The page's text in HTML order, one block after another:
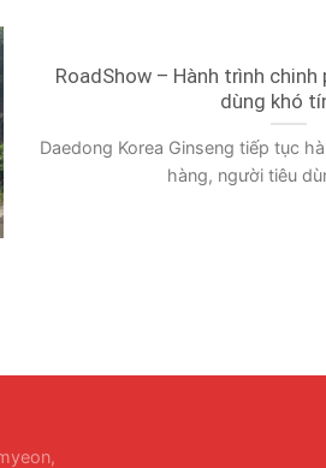
RoadShow – Hành trình
dùng khó
Daedong Korea Ginseng tiếp tục
hàng, người tiêu